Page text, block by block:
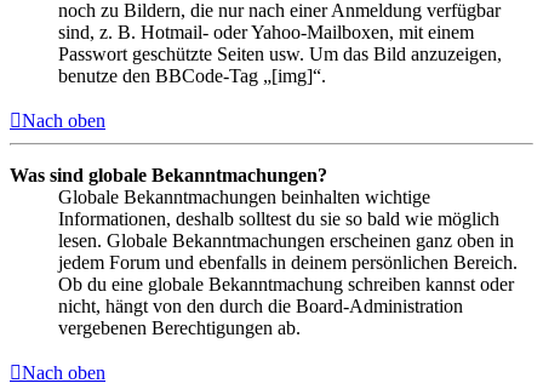
noch zu Bildern, die nur nach einer Anmeldung verfügbar
sind, z. B. Hotmail- oder Yahoo-Mailboxen, mit einem
Passwort geschützte Seiten usw. Um das Bild anzuzeigen,
benutze den BBCode-Tag „[img]“.
Nach oben
Was sind globale Bekanntmachungen?
Globale Bekanntmachungen beinhalten wichtige
Informationen, deshalb solltest du sie so bald wie möglich
lesen. Globale Bekanntmachungen erscheinen ganz oben in
jedem Forum und ebenfalls in deinem persönlichen Bereich.
Ob du eine globale Bekanntmachung schreiben kannst oder
nicht, hängt von den durch die Board-Administration
vergebenen Berechtigungen ab.
Nach oben